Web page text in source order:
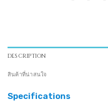
DESCRIPTION
สินค้าที่น่าสนใจ
Specifications